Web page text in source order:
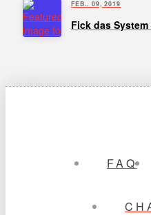
FEB.. 09, 2019
Fick das System
FAQ